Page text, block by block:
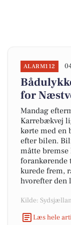
ALARM112
for
Mandag
Karrebækvej
kørte med en
efter bilen.
måtte
forankørende
kurede frem,
hvorefter den
Kilde:
Læs hele